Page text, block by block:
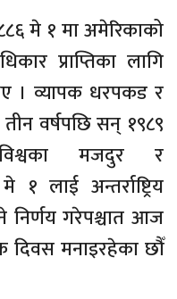
मे १ मा अमेरिकाको
प्राप्तिका लागि
। व्यापक धरपकड र
वर्षपछि सन् १९८९
मजदुर र
लाई अन्तर्राष्ट्रिय
निर्णय गरेपश्चात आज
दिवस मनाइरहेका छौँ